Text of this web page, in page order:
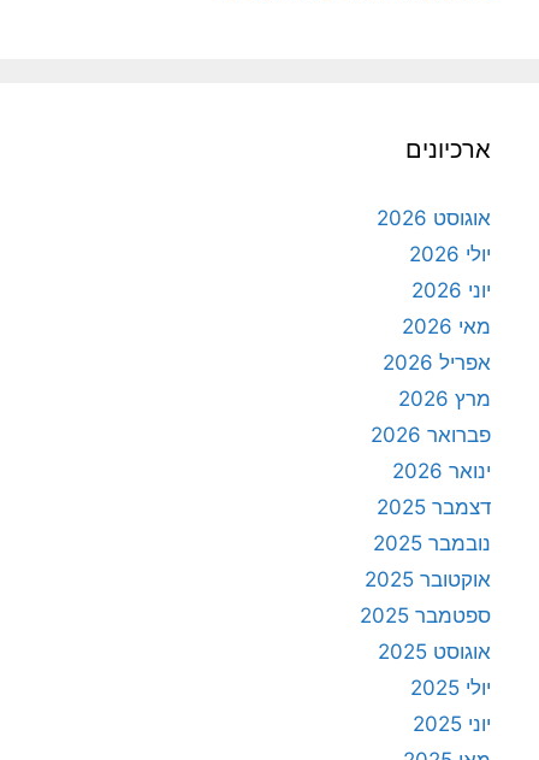
ארכיונים
אוגוסט 2026
יולי 2026
יוני 2026
מאי 2026
אפריל 2026
מרץ 2026
פברואר 2026
ינואר 2026
דצמבר 2025
נובמבר 2025
אוקטובר 2025
ספטמבר 2025
אוגוסט 2025
יולי 2025
יוני 2025